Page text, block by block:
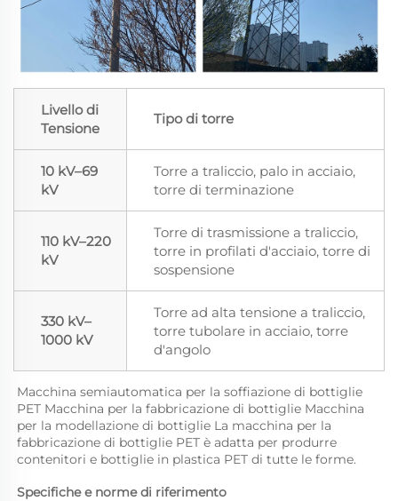
Livello di
Tensione
Tipo di torre
10 kV–69
kV
Torre a traliccio, palo in acciaio,
torre di terminazione
110 kV–220
kV
Torre di trasmissione a traliccio,
torre in profilati d'acciaio, torre di
sospensione
330 kV–
1000 kV
Torre ad alta tensione a traliccio,
torre tubolare in acciaio, torre
d'angolo
Macchina semiautomatica per la soffiazione di bottiglie
PET Macchina per la fabbricazione di bottiglie Macchina
per la modellazione di bottiglie La macchina per la
fabbricazione di bottiglie PET è adatta per produrre
contenitori e bottiglie in plastica PET di tutte le forme.
Specifiche e norme di riferimento